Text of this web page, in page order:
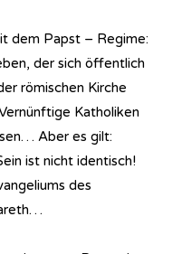
dem Papst – Regime:
der sich öffentlich
römischen Kirche
Katholiken
Aber es gilt:
ist nicht identisch!
des